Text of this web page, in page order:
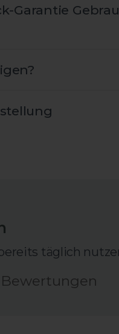
Garantie
täglich
Bewertungen